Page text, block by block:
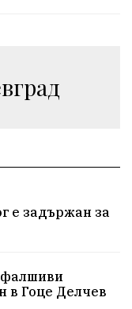
е задържан за
фалшиви
в Гоце Делчев